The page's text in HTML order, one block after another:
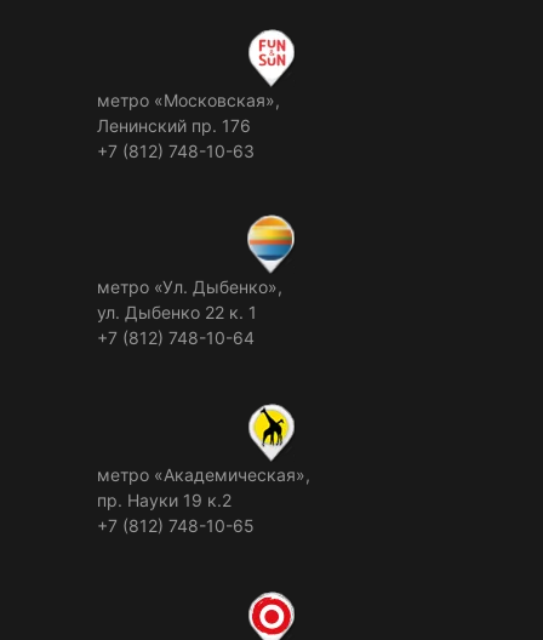
метро «Московская»,
Ленинский пр. 176
+7 (812) 748-10-63
метро «Ул. Дыбенко»,
ул. Дыбенко 22 к. 1
+7 (812) 748-10-64
метро «Академическая»,
пр. Науки 19 к.2
+7 (812) 748-10-65